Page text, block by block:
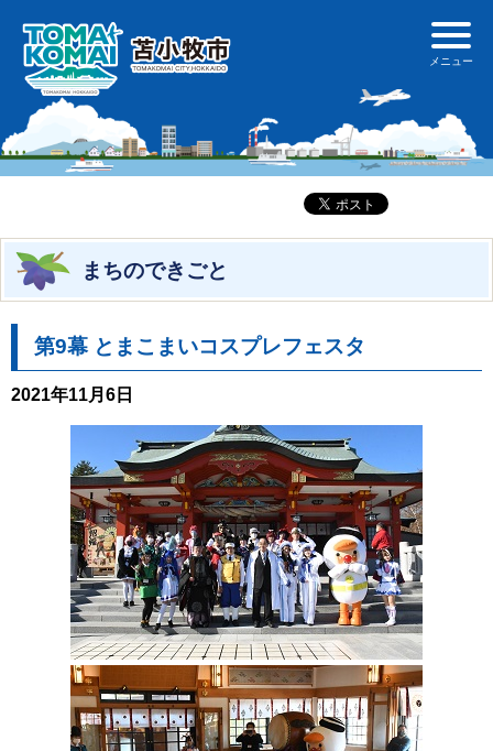
まちのできごと
第9幕 とまこまいコスプレフェスタ
2021年11月6日